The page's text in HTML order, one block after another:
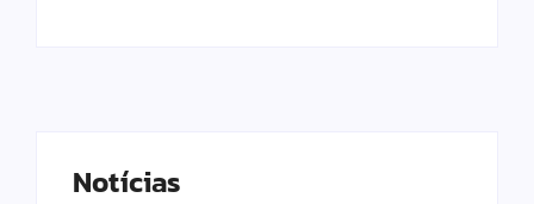
Notícias